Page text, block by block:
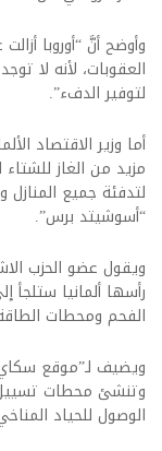
وأوضح أنَّ “أوروبا
العقوبات، لأنه لا
لتوفير الدفء”.
أما وزير الاقتصاد
مزيد من الغاز
لتدفئة جميع
“أسوشيتد برس”.
ويقول عضو الحزب
رأسها ألمانيا ستلجأ
الفحم ومحطات
ويضيف لـ”موقع سكاي
وتنشئ محطات
الوصول للحياد المناخي